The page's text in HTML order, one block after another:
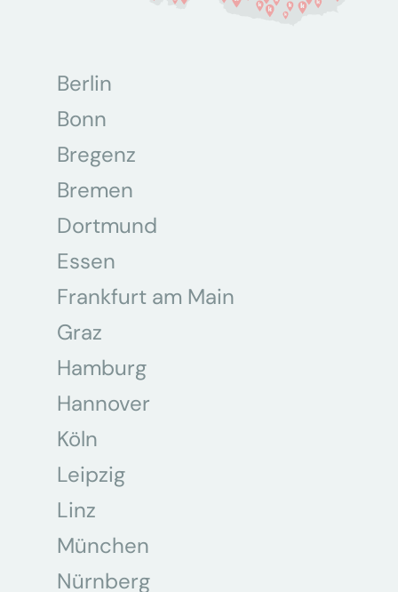
Berlin
Bonn
Bregenz
Bremen
Dortmund
Essen
Frankfurt am Main
Graz
Hamburg
Hannover
Köln
Leipzig
Linz
München
Nürnberg